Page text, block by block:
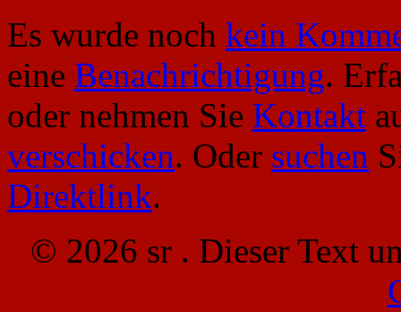
Es wurde noch kein
eine Benachrichtigung.
oder nehmen Sie Kontakt
verschicken. Oder suchen
Direktlink.
© 2026 sr . Dieser Text